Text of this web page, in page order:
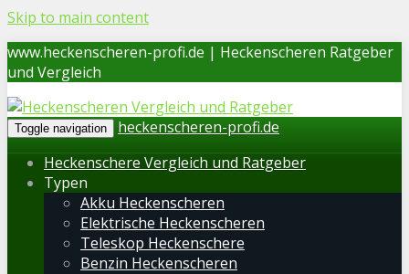
Skip to main content
www.heckenscheren-profi.de | Heckenscheren Ratgeber
und Vergleich
Toggle navigation
heckenscheren-profi.de
Heckenschere Vergleich und Ratgeber
Typen
Akku Heckenscheren
Elektrische Heckenscheren
Teleskop Heckenschere
Benzin Heckenscheren